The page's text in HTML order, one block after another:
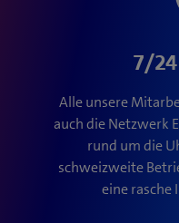
7/
Alle unsere
auch die Netzwerk
rund um die
schweizweite
eine